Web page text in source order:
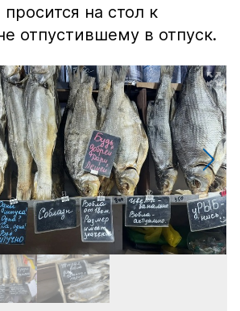
на стол к
отпустившему в отпуск.